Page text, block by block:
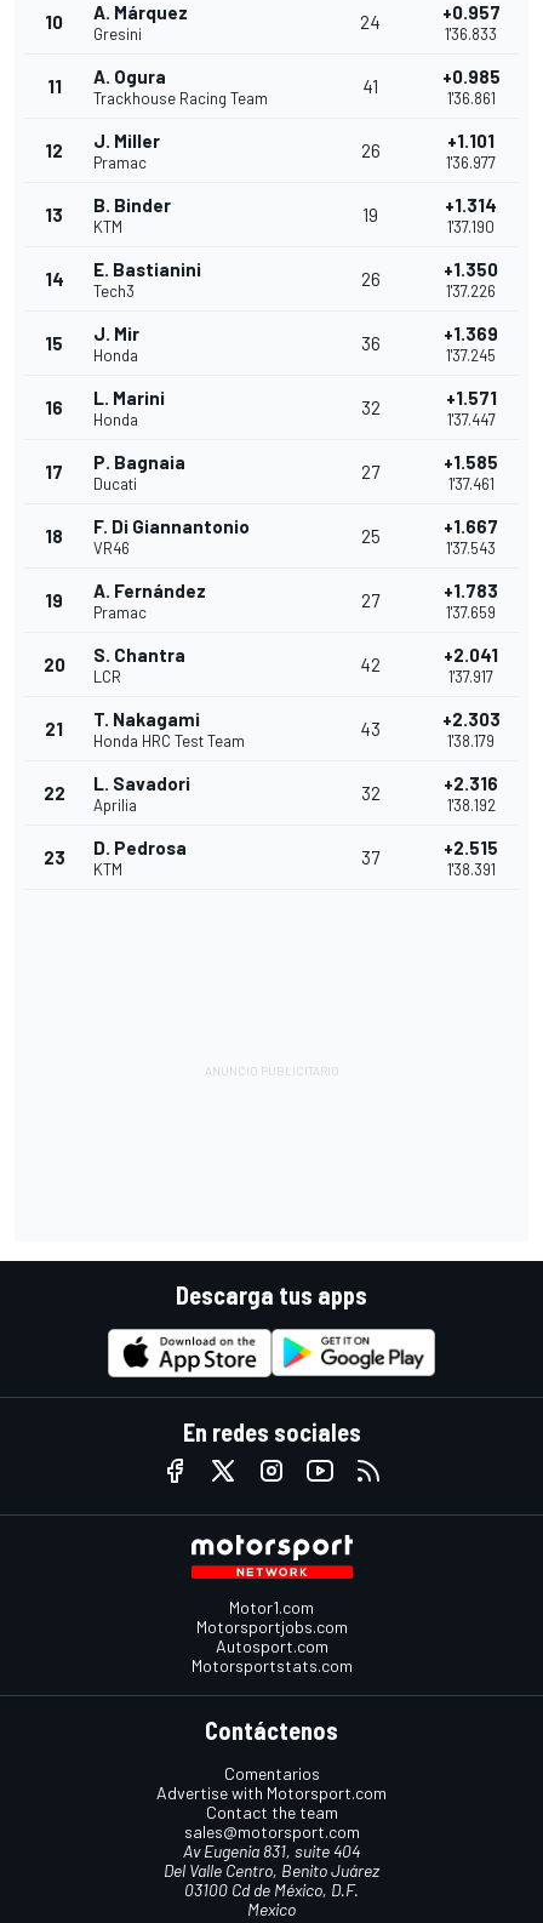
10 A. Márquez
Gresini
24 +0.957
1'36.833
11 A. Ogura
Trackhouse Racing Team
41 +0.985
1'36.861
12 J. Miller
Pramac
26 +1.101
1'36.977
13 B. Binder
KTM
19 +1.314
1'37.190
14 E. Bastianini
Tech3
26 +1.350
1'37.226
15 J. Mir
Honda
36 +1.369
1'37.245
16 L. Marini
Honda
32 +1.571
1'37.447
17 P. Bagnaia
Ducati
27 +1.585
1'37.461
18 F. Di Giannantonio
VR46
25 +1.667
1'37.543
19 A. Fernández
Pramac
27 +1.783
1'37.659
20 S. Chantra
LCR
42 +2.041
1'37.917
21 T. Nakagami
Honda HRC Test Team
43 +2.303
1'38.179
22 L. Savadori
Aprilia
32 +2.316
1'38.192
23 D. Pedrosa
KTM
37 +2.515
1'38.391
Descarga tus apps
En redes sociales
Motor1.com
Motorsportjobs.com
Autosport.com
Motorsportstats.com
Contáctenos
Comentarios
Advertise with Motorsport.com
Contact the team
sales@motorsport.com
Av Eugenia 831, suite 404
Del Valle Centro, Benito Juárez
03100 Cd de México, D.F.
Mexico